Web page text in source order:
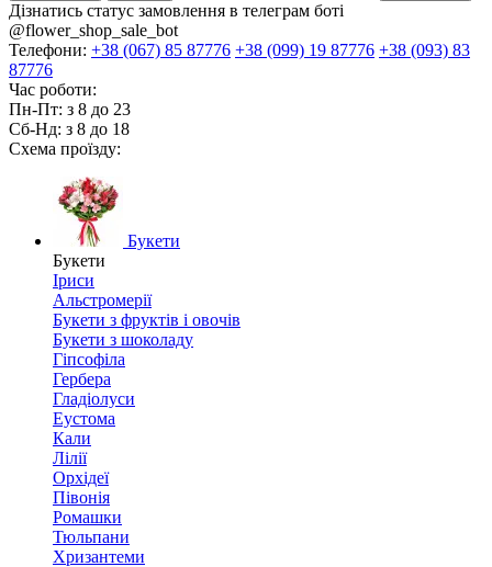
Дізнатись статус замовлення в телеграм боті
@flower_shop_sale_bot
Телефони: +38 (067) 85 87776 +38 (099) 19 87776 +38 (093) 83
87776
Час роботи:
Пн-Пт: з 8 до 23
Сб-Нд: з 8 до 18
Схема проїзду:
Букети
Букети
Іриси
Альстромерії
Букети з фруктів і овочів
Букети з шоколаду
Гіпсофіла
Гербера
Гладіолуси
Еустома
Кали
Лілії
Орхідеї
Півонія
Ромашки
Тюльпани
Хризантеми